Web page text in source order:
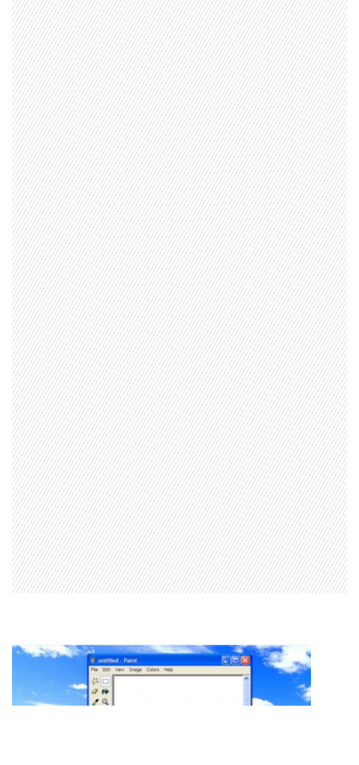
1997 — 2026
© PRISA MEDIA CORP SPA.
Producción musical Cadena Ser, España 2026.
CONTACTO COMERCIAL
Aviso legal
Política de privacidad|Política de Cookies
Configuración de Cookies
Valores Pautas publicitarias Presidenciales 2025